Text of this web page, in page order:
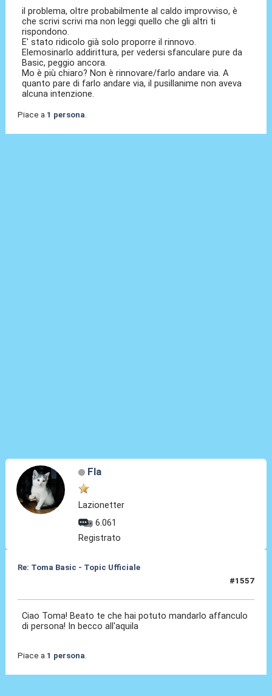
il problema, oltre probabilmente al caldo improvviso, è
che scrivi scrivi ma non leggi quello che gli altri ti
rispondono.
E' stato ridicolo già solo proporre il rinnovo.
Elemosinarlo addirittura, per vedersi sfanculare pure da
Basic, peggio ancora.
Mo è più chiaro? Non è rinnovare/farlo andare via. A
quanto pare di farlo andare via, il pusillanime non aveva
alcuna intenzione.
Piace a 1 persona
Fla
Lazionetter
6.061
Registrato
Re: Toma Basic - Topic Ufficiale
#1557
Ciao Toma! Beato te che hai potuto mandarlo affanculo
di persona! In becco all'aquila
Piace a 1 persona